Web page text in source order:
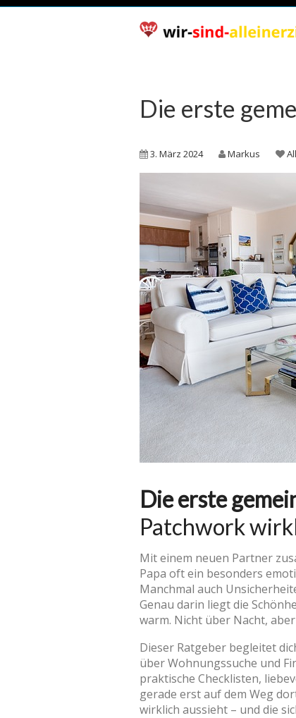
Die erste
3. März 2024 Markus
Die erste
Patchwork
Mit einem neuen Partner
Papa oft ein besonders
Manchmal auch
Genau darin liegt die
warm. Nicht über Nacht,
Dieser Ratgeber begleitet
über Wohnungssuche und
praktische Checklisten,
gerade erst auf dem Weg
wirklich aussieht – und die